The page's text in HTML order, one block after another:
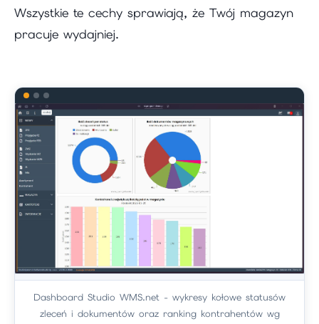
Wszystkie te cechy sprawiają, że Twój magazyn
pracuje wydajniej.
Dashboard Studio WMS.net - wykresy kołowe statusów
zleceń i dokumentów oraz ranking kontrahentów wg